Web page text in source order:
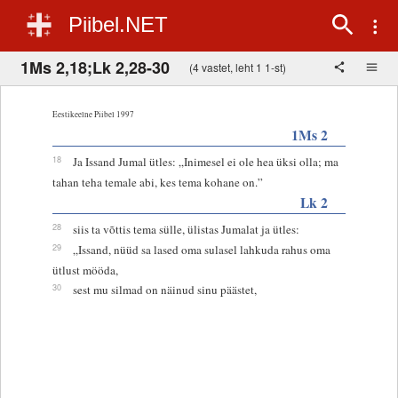
Piibel.NET
1Ms 2,18;Lk 2,28-30 (4 vastet, leht 1 1-st)
Eestikeelne Piibel 1997
1Ms 2
18
Ja Issand Jumal ütles: „Inimesel ei ole hea üksi olla; ma
tahan teha temale abi, kes tema kohane on.”
Lk 2
28 siis ta võttis tema sülle, ülistas Jumalat ja ütles:
29
„Issand, nüüd sa lased oma sulasel lahkuda rahus oma
ütlust mööda,
30 sest mu silmad on näinud sinu päästet,